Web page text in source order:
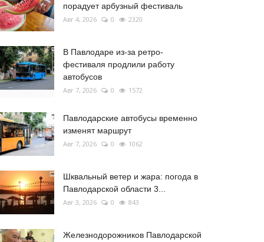
порадует арбузный фестиваль
Авг 4, 2026 0 2320
В Павлодаре из-за ретро-
фестиваля продлили работу
автобусов
Авг 7, 2026 0 1572
Павлодарские автобусы временно
изменят маршрут
Авг 7, 2026 0 1062
Шквальный ветер и жара: погода в
Павлодарской области 3...
Авг 3, 2026 0 843
Железнодорожников Павлодарской